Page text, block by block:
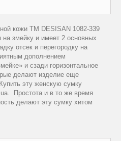
кожи TM DESISAN 1082-339
змейку и имеет 2 основных
отсек и перегородку на
дополнением
и сзади горизонтальное
делают изделие еще
эту женскую сумку
Простота и в то же время
делают эту сумку хитом